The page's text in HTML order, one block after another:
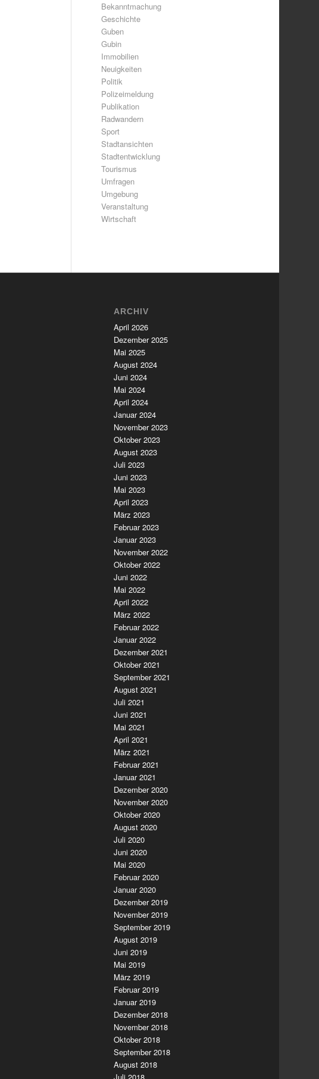
Bekanntmachung
Geschichte
Guben
Gubin
Immobilien
Neuigkeiten
Politik
Polizeimeldung
Publikation
Radwandern
Sport
Stadtansichten
Stadtentwicklung
Tourismus
Umfragen
Umgebung
Veranstaltung
Wirtschaft
ARCHIV
April 2026
Dezember 2025
Mai 2025
August 2024
Juni 2024
Mai 2024
April 2024
Januar 2024
November 2023
Oktober 2023
August 2023
Juli 2023
Juni 2023
Mai 2023
April 2023
März 2023
Februar 2023
Januar 2023
November 2022
Oktober 2022
Juni 2022
Mai 2022
April 2022
März 2022
Februar 2022
Januar 2022
Dezember 2021
Oktober 2021
September 2021
August 2021
Juli 2021
Juni 2021
Mai 2021
April 2021
März 2021
Februar 2021
Januar 2021
Dezember 2020
November 2020
Oktober 2020
August 2020
Juli 2020
Juni 2020
Mai 2020
Februar 2020
Januar 2020
Dezember 2019
November 2019
September 2019
August 2019
Juni 2019
Mai 2019
März 2019
Februar 2019
Januar 2019
Dezember 2018
November 2018
Oktober 2018
September 2018
August 2018